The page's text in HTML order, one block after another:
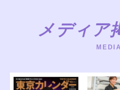
メディア
MEDIA